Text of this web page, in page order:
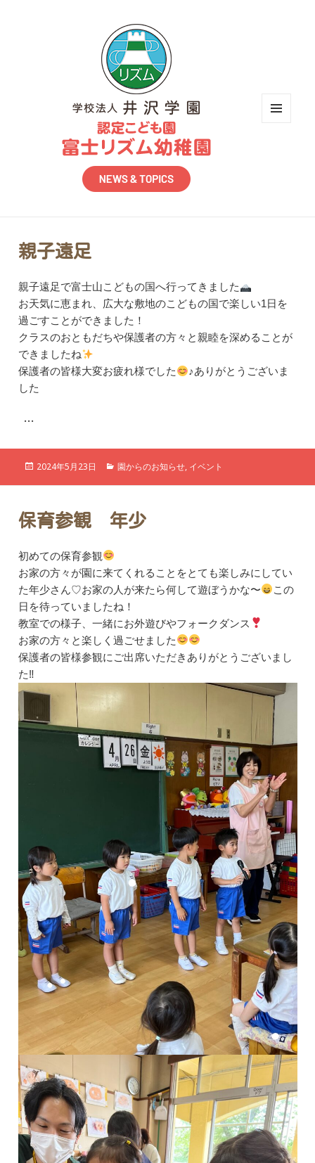
親子遠足
親子遠足で富士山こどもの国へ行ってきました
お天気に恵まれ、広大な敷地のこどもの国で楽しい1日を
過ごすことができました！
クラスのおともだちや保護者の方々と親睦を深めることが
できましたね
保護者の皆様大変お疲れ様でした
♪ありがとうございま
した
…
投
2024年5月23日
カ
ー
園からのお知らせ, イベント
保育参観 年少
初めての保育参観
お家の方々が園に来てくれることをとても楽しみにしてい
た年少さん♡お家の人が来たら何して遊ぼうかな〜
この
日を待っていましたね！
教室での様子、一緒にお外遊びやフォークダンス
お家の方々と楽しく過ごせました
保護者の皆様参観にご出席いただきありがとうございまし
た‼